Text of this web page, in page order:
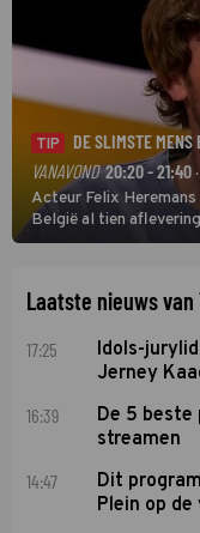
TIP
DE SLIMSTE MENS
VANAVOND 20:20 - 21:40
Acteur Felix
België al tien
deze seizoensfinale.
Laatste nieuws van
17:25
Idols-
Jerney
16:39
De 5 beste
streamen
14:47
Dit
Plein op de